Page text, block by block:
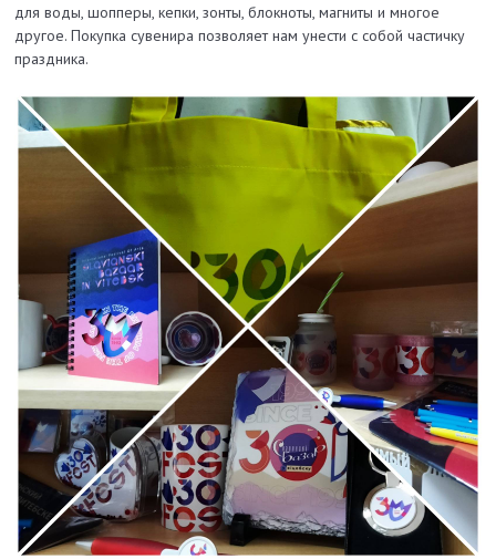
для воды, шопперы, кепки, зонты, блокноты, магниты и многое
другое. Покупка сувенира позволяет нам унести с собой частичку
праздника.